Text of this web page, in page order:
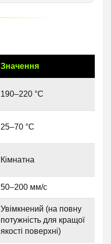
Значення
190–220 °C
25–70 °C
Кімнатна
50–200 мм/с
Увімкнений (на повну
потужність для кращої
якості поверхні)